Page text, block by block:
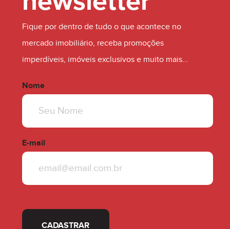
R$ 530.000,00
Fique por dentro de tudo o que acontece no
mercado imobiliário, receba promoções
imperdíveis, imóveis exclusivos e muito mais...
Nome
E-mail
CADASTRAR